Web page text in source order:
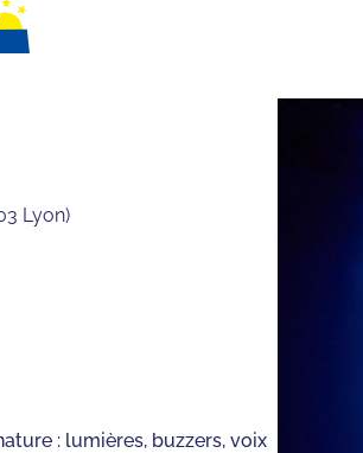
Lyon)
: lumières, buzzers, voix